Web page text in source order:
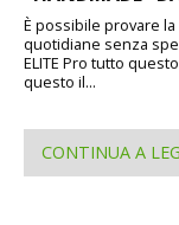
È possibile provare
quotidiane senza
ELITE Pro tutto
questo il...
CONTINUA A